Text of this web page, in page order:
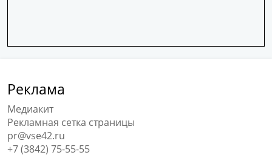
Реклама
Медиакит
Рекламная сетка страницы
pr@vse42.ru
+7 (3842) 75-55-55